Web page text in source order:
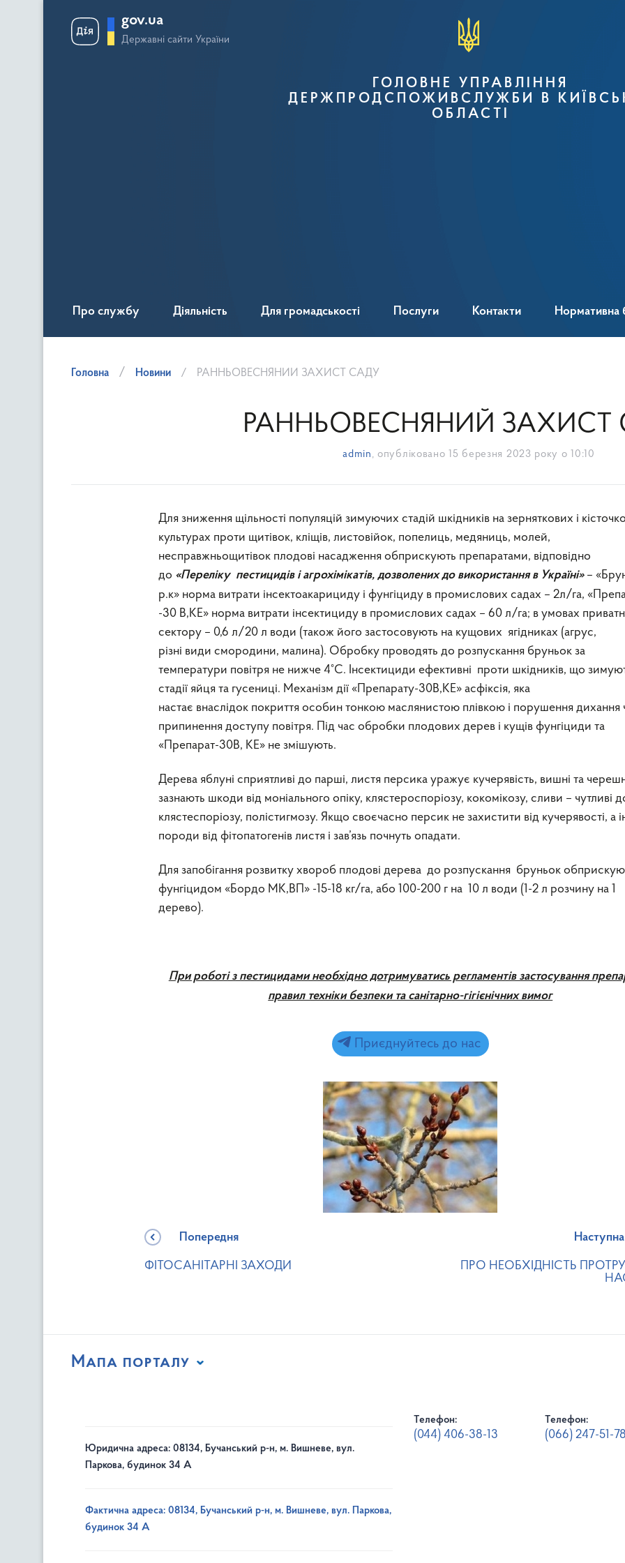
gov.ua
Державні сайти України
ГОЛОВНЕ УПРАВЛІННЯ
ДЕРЖПРОДСПОЖИВСЛУЖБИ В
ОБЛАСТІ
Про службу Діяльність Для громадськості Послуги Контакти Нормативна
Головна Новини РАННЬОВЕСНЯНИЙ ЗАХИСТ САДУ
РАННЬОВЕСНЯНИЙ ЗАХИСТ
admin , опубліковано 15 березня 2023 року о 10:10
Для зниження щільності популяцій зимуючих стадій шкідників на зерняткових і
культурах проти щитівок, кліщів, листовійок, попелиць, медяниць, молей,
несправжньощитівок плодові насадження обприскують препаратами, відповідно
до «Переліку пестицидів і агрохімікатів, дозволених до використання в Україні»–
р.к» норма витрати інсектоакарициду і фунгіциду в промислових садах – 2л/га,
-30 В,КЕ» норма витрати інсектициду в промислових садах – 60 л/га; в умовах
сектору – 0,6 л/20 л води (також його застосовують на кущових ягідниках (агрус,
різні види смородини, малина). Обробку проводять до розпускання бруньок за
температури повітря не нижче 4°С. Інсектициди ефективні проти шкідників, що
стадії яйця та гусениці. Механізм дії «Препарату-30В,КЕ» асфіксія, яка
настає внаслідок покриття особин тонкою маслянистою плівкою і порушення дихання
припинення доступу повітря. Під час обробки плодових дерев і кущів фунгіциди та
«Препарат-30В, КЕ» не змішують.
Дерева яблуні сприятливі до парші, листя персика уражує кучерявість, вишні та
зазнають шкоди від моніального опіку, клястероспоріозу, кокомікозу, сливи – чутливі
клястеспоріозу, полістигмозу. Якщо своєчасно персик не захистити від кучерявості, а
породи від фітопатогенів листя і зав’язь почнуть опадати.
Для запобігання розвитку хвороб плодові дерева до розпускання бруньок
фунгіцидом «Бордо МК,ВП» -15-18 кг/га, або 100-200 г на 10 л води (1-2 л розчину на 1
дерево).
При роботі з пестицидами необхідно дотримуватись регламентів застосування
правил техніки безпеки та санітарно-гігієнічних вимог
Приєднуйтесь до нас
Попередня
ФІТОСАНІТАРНІ ЗАХОДИ
Наступна
ПРО НЕОБХІДНІСТЬ
Мапа порталу
Юридична адреса: 08134, Бучанський р-н, м. Вишневе, вул.
Паркова, будинок 34 А
Фактична адреса: 08134, Бучанський р-н, м. Вишневе, вул. Паркова,
будинок 34 А
Телефон:
(044) 406-38-13
Телефон:
(066) 247-51-78